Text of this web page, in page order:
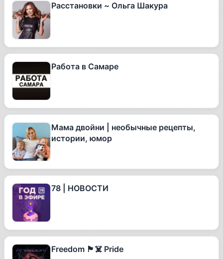
Расстановки ~ Ольга Шакура
Работа в Самаре
Мама двойни | необычные рецепты,
истории, юмор
78 | НОВОСТИ
Freedom 🏴‍☠️ Pride